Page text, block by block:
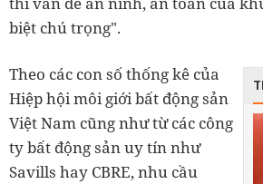
biệt chú trọng".
Theo các con số thống kê của
Hiệp hội môi giới bất động sản
Việt Nam cũng như từ các công
ty bất động sản uy tín như
Savills hay CBRE, nhu cầu